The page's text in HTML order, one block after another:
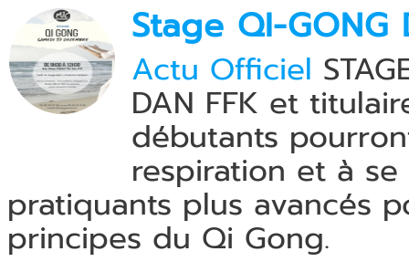
Stage QI-
Actu Officiel
DAN FFK et
débutants
respiration et à
pratiquants plus avancés
principes du Qi Gong.